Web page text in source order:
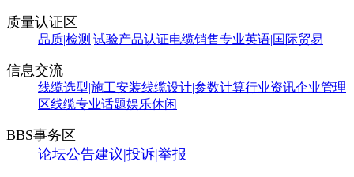
质量认证区
品质|检测|试验产品认证电缆销售专业英语|国际贸易
信息交流
线缆选型|施工安装线缆设计|参数计算行业资讯企业管理
区线缆专业话题娱乐休闲
BBS事务区
论坛公告建议|投诉|举报